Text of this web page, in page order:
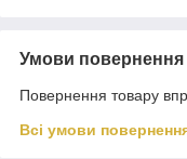
Умови повернення
Повернення товару
Всі умови